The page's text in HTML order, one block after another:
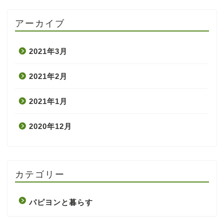
アーカイブ
2021年3月
2021年2月
2021年1月
2020年12月
カテゴリー
パピヨンと暮らす